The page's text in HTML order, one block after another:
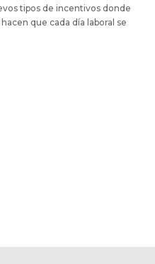
tipos de incentivos donde
que cada día laboral se